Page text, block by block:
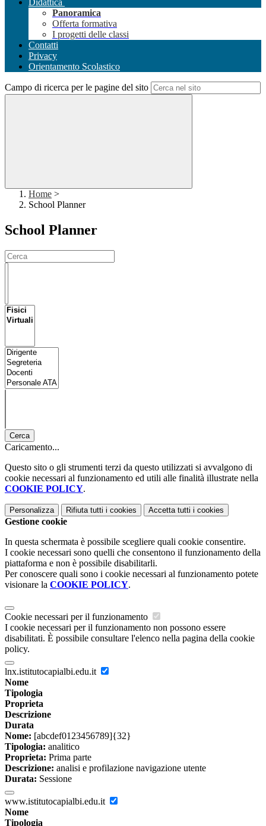
Didattica
Panoramica
Offerta formativa
I progetti delle classi
Contatti
Privacy
Orientamento Scolastico
Campo di ricerca per le pagine del sito
Home >
School Planner
School Planner
Cerca
Caricamento...
Questo sito o gli strumenti terzi da questo utilizzati si avvalgono di
cookie necessari al funzionamento ed utili alle finalità illustrate nella
COOKIE POLICY.
Personalizza Rifiuta tutti i cookies Accetta tutti i cookies
Gestione cookie
In questa schermata è possibile scegliere quali cookie consentire.
I cookie necessari sono quelli che consentono il funzionamento della
piattaforma e non è possibile disabilitarli.
Per conoscere quali sono i cookie necessari al funzionamento potete
visionare la COOKIE POLICY.
Cookie necessari per il funzionamento
I cookie necessari per il funzionamento non possono essere
disabilitati. È possibile consultare l'elenco nella pagina della cookie
policy.
lnx.istitutocapialbi.edu.it
Nome
Tipologia
Proprieta
Descrizione
Durata
Nome: [abcdef0123456789]{32}
Tipologia: analitico
Proprieta: Prima parte
Descrizione: analisi e profilazione navigazione utente
Durata: Sessione
www.istitutocapialbi.edu.it
Nome
Tipologia